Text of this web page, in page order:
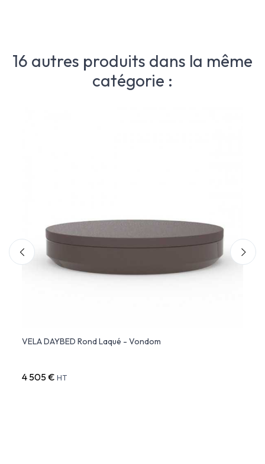
16 autres produits dans la même
catégorie :
VELA DAYBED Rond Laqué - Vondom
4 505 € HT